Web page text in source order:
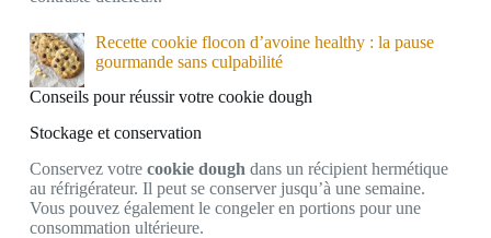
Recette cookie flocon d’avoine healthy : la pause
gourmande sans culpabilité
Conseils pour réussir votre cookie dough
Stockage et conservation
Conservez votre cookie dough dans un récipient hermétique
au réfrigérateur. Il peut se conserver jusqu’à une semaine.
Vous pouvez également le congeler en portions pour une
consommation ultérieure.